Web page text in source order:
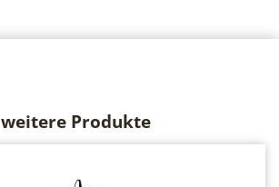
weitere Produkte